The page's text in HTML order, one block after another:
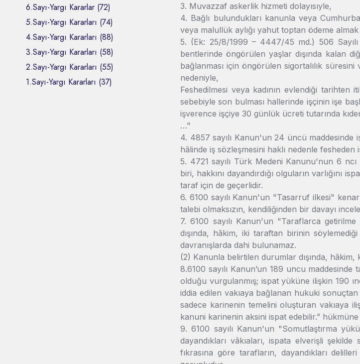
6.Sayı-Yargı Kararlar (72)
5.Sayı-Yargı Kararları (74)
4.Sayı-Yargı Kararları (88)
3.Sayı-Yargı Kararları (58)
2.Sayı-Yargı Kararları (55)
1.Sayı-Yargı Kararları (37)
3. Muvazzaf askerlik hizmeti dolayısıyle,
4. Bağlı bulundukları kanunla veya
veya malullük aylığı yahut toptan ödeme almak
5. (Ek: 25/8/1999 – 4447/45 md.) 506
bentlerinde öngörülen yaşlar dışında kalan
bağlanması için öngörülen sigortalılık
nedeniyle,
Feshedilmesi veya kadının evlendiği
sebebiyle son bulması hallerinde işçinin işe
işverence işçiye 30 günlük ücreti tutarında
…"
4. 4857 sayılı Kanun'un 24 üncü maddesinde
hâlinde iş sözleşmesini haklı nedenle fesheden
5. 4721 sayılı Türk Medeni Kanunu'nun 6
biri, hakkını dayandırdığı olguların varlığını
taraf için de geçerlidir.
6. 6100 sayılı Kanun'un "Tasarruf ilkesi"
talebi olmaksızın, kendiliğinden bir davayı
7. 6100 sayılı Kanun'un "Taraflarca
dışında, hâkim, iki taraftan birinin
davranışlarda dahi bulunamaz.
(2) Kanunla belirtilen durumlar dışında,
8.6100 sayılı Kanun’un 189 uncu
olduğu vurgulanmış; ispat yüküne ilişkin 190
iddia edilen vakıaya bağlanan hukuki
sadece karinenin temelini oluşturan vakıaya
kanuni karinenin aksini ispat edebilir.”
9. 6100 sayılı Kanun'un "Somutlaştırma
dayandıkları vâkıaları, ispata elverişli
fıkrasına göre tarafların, dayandıkları